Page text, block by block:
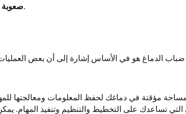
صعوبةتبدو إدارة مشاريع أو مسؤوليات متعددة أمراً مرهقاً ويؤدي إلى الارتباك.
الدماغ هو في الأساس إشارة إلى أن بعض العمليات